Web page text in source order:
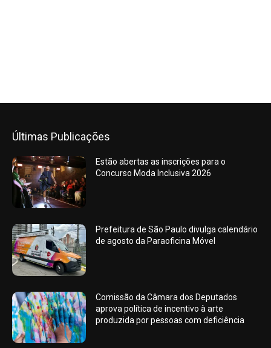
Últimas Publicações
Estão abertas as inscrições para o
Concurso Moda Inclusiva 2026
Prefeitura de São Paulo divulga calendário
de agosto da Paraoficina Móvel
Comissão da Câmara dos Deputados
aprova política de incentivo à arte
produzida por pessoas com deficiência